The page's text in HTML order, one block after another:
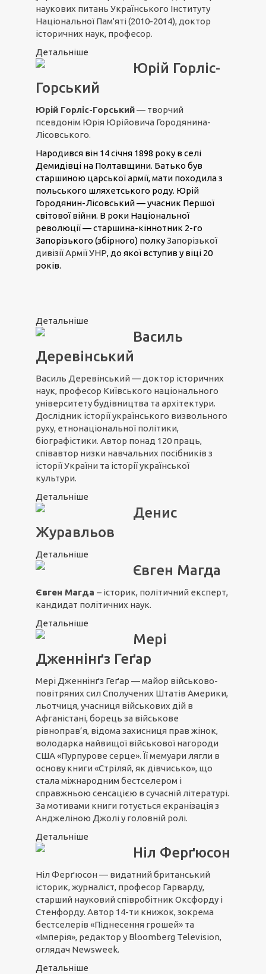
наукових питань Українського Інституту
Національної Пам'яті (2010-2014), доктор
історичних наук, професор.
Детальніше
Юрій Горліс-
Горський
Юрій Горліс-Горський— творчий
псевдонім Юрія Юрійовича Городянина-
Лісовського.
Народився він 14 січня 1898 року в селі
Демидівці на Полтавщини. Батько був
старшиною царської армії, мати походила з
польського шляхетського роду. Юрій
Городянин-Лісовський — учасник Першої
світової війни. В роки Національної
революції — старшина-кіннотник 2-го
Запорізького (збірного) полкуЗапорізької
дивізії Армії УНР, до якої вступив у віці 20
років.
Детальніше
Василь
Деревінський
Василь Деревінський — доктор історичних
наук, професор Київського національного
університету будівництва та архітектури.
Дослідник історії українського визвольного
руху, етнонаціональної політики,
біографістики. Автор понад 120 праць,
співавтор низки навчальних посібників з
історії України та історії української
культури.
Детальніше
Денис
Журавльов
Детальніше
Євген Магда
Євген Магда – історик, політичний експерт,
кандидат політичних наук.
Детальніше
Мері
Дженнінґз Геґар
Мері Дженнінґз Геґар — майор військово-
повітряних сил Сполучених Штатів Америки,
льотчиця, учасниця військових дій в
Афганістані, борець за військове
рівноправ’я, відома захисниця прав жінок,
володарка найвищої військової нагороди
США «Пурпурове серце». Її мемуари лягли в
основу книги «Стріляй, як дівчисько», що
стала міжнародним бестселером і
справжньою сенсацією в сучасній літературі.
За мотивами книги готується екранізація з
Анджеліною Джолі у головній ролі.
Детальніше
Ніл Ферґюсон
Ніл Ферґюсон — видатний британський
історик, журналіст, професор Гарварду,
старший науковий співробітник Оксфорду і
Стенфорду. Автор 14-ти книжок, зокрема
бестселерів «Піднесення грошей» та
«Імперія», редактор у Bloomberg Television,
оглядач Newsweek.
Детальніше